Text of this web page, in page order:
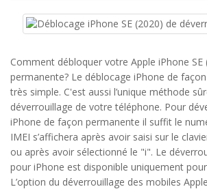
Comment débloquer votre Apple iPhone SE
permanente? Le déblocage iPhone de
très simple. C'est aussi l’unique méthode
déverrouillage de votre téléphone. Pour
iPhone de façon permanente il suffit le
IMEI s’affichera après avoir saisi sur le
ou après avoir sélectionné le "i". Le
pour iPhone est disponible uniquement
L’option du déverrouillage des mobiles